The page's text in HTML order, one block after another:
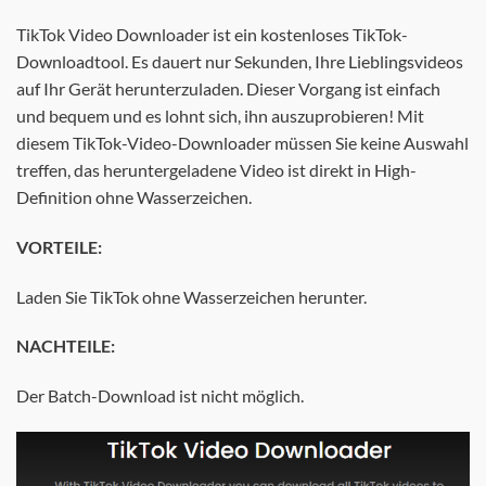
TikTok Video Downloader ist ein kostenloses TikTok-
Downloadtool. Es dauert nur Sekunden, Ihre Lieblingsvideos
auf Ihr Gerät herunterzuladen. Dieser Vorgang ist einfach
und bequem und es lohnt sich, ihn auszuprobieren! Mit
diesem TikTok-Video-Downloader müssen Sie keine Auswahl
treffen, das heruntergeladene Video ist direkt in High-
Definition ohne Wasserzeichen.
VORTEILE:
Laden Sie TikTok ohne Wasserzeichen herunter.
NACHTEILE:
Der Batch-Download ist nicht möglich.